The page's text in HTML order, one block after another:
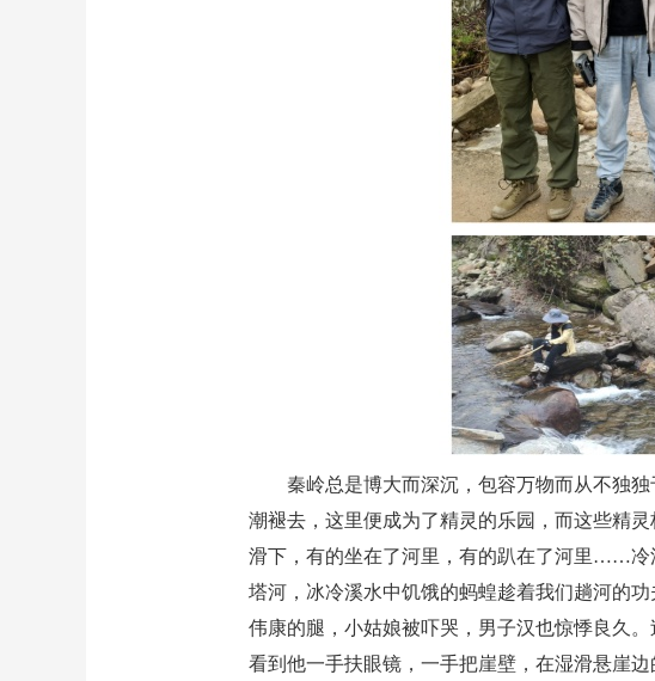
秦岭总是博大而深沉，包容万物而从不独
潮褪去，这里便成为了精灵的乐园，而这些精
滑下，有的坐在了河里，有的趴在了河里……冷
塔河，冰冷溪水中饥饿的蚂蝗趁着我们趟河的
伟康的腿，小姑娘被吓哭，男子汉也惊悸良久
看到他一手扶眼镜，一手把崖壁，在湿滑悬崖